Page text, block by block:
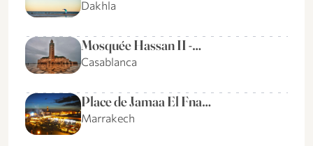
Dakhla
Mosquée Hassan II -…
Casablanca
Place de Jamaa El Fna…
Marrakech